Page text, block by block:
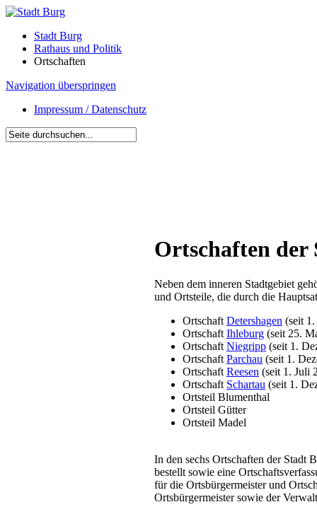
Stadt Burg
Rathaus und Politik
Ortschaften
Navigation überspringen
Impressum / Datenschutz
Ortschaften der
Neben dem inneren Stadtgebiet
und Ortsteile, die durch die
Ortschaft Detershagen (seit
Ortschaft Ihleburg (seit 25.
Ortschaft Niegripp (seit 1.
Ortschaft Parchau (seit 1.
Ortschaft Reesen (seit 1. Juli
Ortschaft Schartau (seit 1.
Ortsteil Blumenthal
Ortsteil Gütter
Ortsteil Madel
In den sechs Ortschaften der Stadt
bestellt sowie eine
für die Ortsbürgermeister und
Ortsbürgermeister sowie der